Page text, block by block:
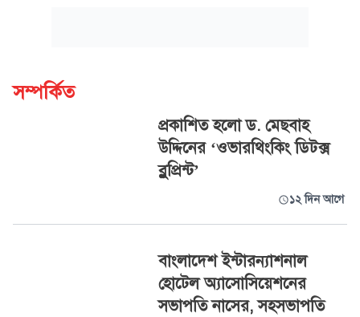
সম্পর্কিত
প্রকাশিত হলো ড. মেছবাহ
উদ্দিনের ‘ওভারথিংকিং ডিটক্স
ব্লুপ্রিন্ট’
১২ দিন আগে
বাংলাদেশ ইন্টারন্যাশনাল
হোটেল অ্যাসোসিয়েশনের
সভাপতি নাসের, সহসভাপতি